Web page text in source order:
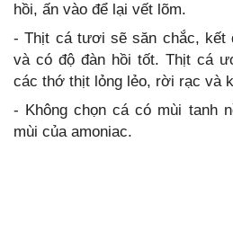
hồi, ấn vào để lại vết lõm.
- Thịt cá tươi sẽ săn chắc, kết
và có độ đàn hồi tốt. Thịt cá
các thớ thịt lỏng lẻo, rời rạc và
- Không chọn cá có mùi tanh
mùi của amoniac.